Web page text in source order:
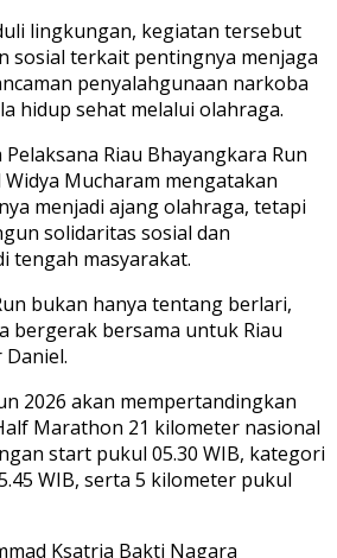
lingkungan, kegiatan tersebut
sosial terkait pentingnya menjaga
penyalahgunaan narkoba
hidup sehat melalui olahraga.
Riau Bhayangkara Run
Widya Mucharam mengatakan
menjadi ajang olahraga, tetapi
solidaritas sosial dan
tengah masyarakat.
bukan hanya tentang berlari,
bergerak bersama untuk Riau
2026 akan mempertandingkan
Marathon 21 kilometer nasional
start pukul 05.30 WIB, kategori
WIB, serta 5 kilometer pukul
Ksatria Bakti Nagara